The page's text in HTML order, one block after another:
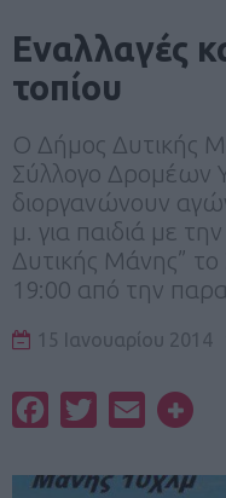
Εναλλαγές
τοπίου
O Δήμος Δυτικής
Σύλλογο Δρομέων
διοργανώνουν
μ. για παιδιά με
Δυτικής Μάνης” το
19:00 από την
15 Ιανουαρίου 2014
FacebookTwitterEmail